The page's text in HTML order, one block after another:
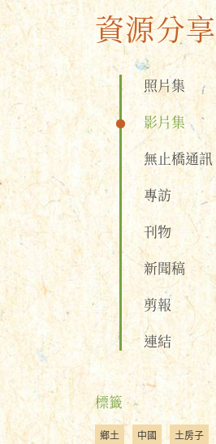
資源分享
照片集
影片集
無止橋通訊
專訪
刊物
新聞稿
剪報
連結
標籤
鄉土 中國 土房子